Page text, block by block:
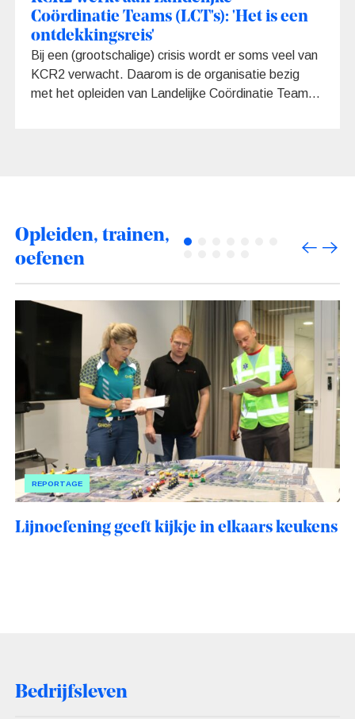
Coördinatie Teams (LCT's): 'Het is een
ontdekkingsreis'
Bij een (grootschalige) crisis wordt er soms veel van
KCR2 verwacht. Daarom is de organisatie bezig
met het opleiden van Landelijke Coördinatie Teams
Opleiden, trainen,
oefenen
REPORTAGE
Lijnoefening geeft kijkje in elkaars keukens
Bedrijfsleven